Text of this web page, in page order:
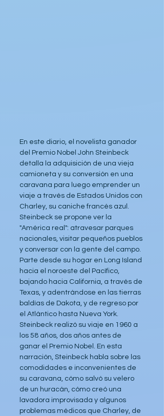
En este diario, el novelista ganador
del Premio Nobel John Steinbeck
detalla la adquisición de una vieja
camioneta y su conversión en una
caravana para luego emprender un
viaje a través de Estados Unidos con
Charley, su caniche francés azul.
Steinbeck se propone ver la
"América real": atravesar parques
nacionales, visitar pequeños pueblos
y conversar con la gente del campo.
Parte desde su hogar en Long Island
hacia el noroeste del Pacífico,
bajando hacia California, a través de
Texas, y adentrándose en las tierras
baldías de Dakota, y de regreso por
el Atlántico hasta Nueva York.
Steinbeck realizó su viaje en 1960 a
los 58 años, dos años antes de
ganar el Premio Nobel. En esta
narración, Steinbeck habla sobre las
comodidades e inconvenientes de
su caravana, cómo salvó su velero
de un huracán, cómo creó una
lavadora improvisada y algunos
problemas médicos que Charley, de